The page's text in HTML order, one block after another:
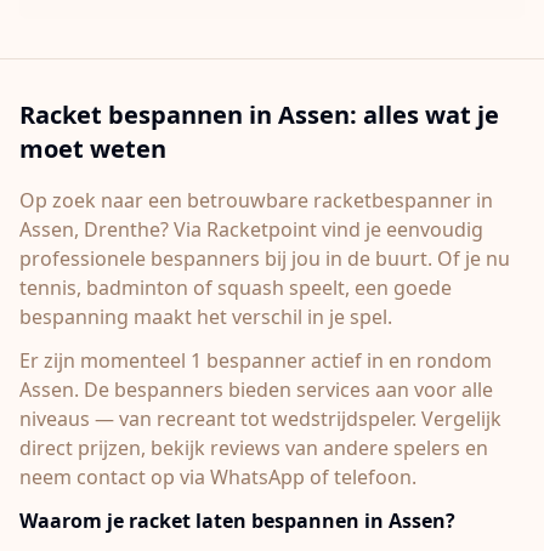
Racket bespannen in Assen: alles wat je
moet weten
Op zoek naar een betrouwbare racketbespanner in
Assen, Drenthe? Via Racketpoint vind je eenvoudig
professionele bespanners bij jou in de buurt. Of je nu
tennis, badminton of squash speelt, een goede
bespanning maakt het verschil in je spel.
Er zijn momenteel 1 bespanner actief in en rondom
Assen. De bespanners bieden services aan voor alle
niveaus — van recreant tot wedstrijdspeler. Vergelijk
direct prijzen, bekijk reviews van andere spelers en
neem contact op via WhatsApp of telefoon.
Waarom je racket laten bespannen in Assen?